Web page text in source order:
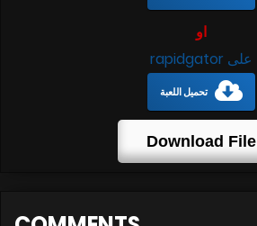
او
على rapidgator
تحميل اللعبة
Download File